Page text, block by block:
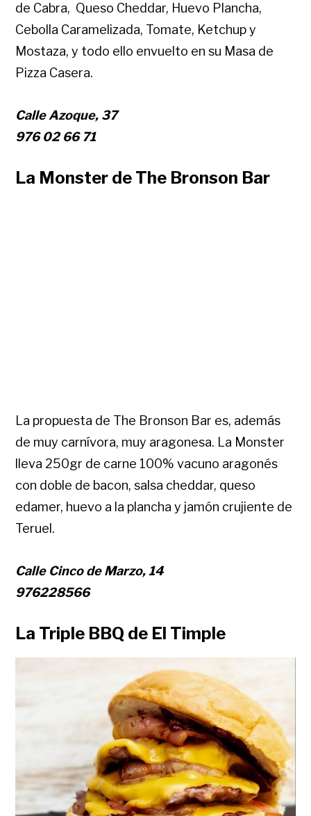
de Cabra, Queso Cheddar, Huevo Plancha,
Cebolla Caramelizada, Tomate, Ketchup y
Mostaza, y todo ello envuelto en su Masa de
Pizza Casera.
Calle Azoque, 37
976 02 66 71
La Monster de The Bronson Bar
La propuesta de The Bronson Bar es, además
de muy carnívora, muy aragonesa. La Monster
lleva 250gr de carne 100% vacuno aragonés
con doble de bacon, salsa cheddar, queso
edamer, huevo a la plancha y jamón crujiente de
Teruel.
Calle Cinco de Marzo, 14
976228566
La Triple BBQ de El Timple